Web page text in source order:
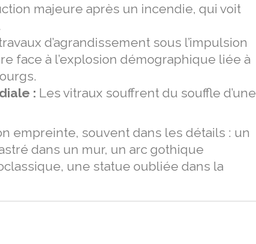
majeure après un incendie, qui voit
d’agrandissement sous l’impulsion
face à l’explosion démographique liée à
: Les vitraux souffrent du souffle d’une
empreinte, souvent dans les détails : un
dans un mur, un arc gothique
une statue oubliée dans la